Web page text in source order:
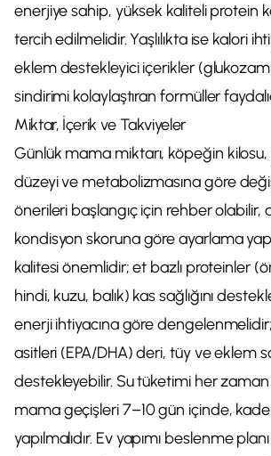
enerjiye sahip, yüksek kaliteli protein
tercih edilmelidir. Yaşlılıkta ise kalori
eklem destekleyici içerikler
sindirimi kolaylaştıran formüller
Miktar, İçerik ve Takviyeler
Günlük mama miktarı, köpeğin kilosu,
düzeyi ve metabolizmasına göre
önerileri başlangıç için rehber olabilir,
kondisyon skoruna göre ayarlama
kalitesi önemlidir; et bazlı proteinler
hindi, kuzu, balık) kas sağlığını
enerji ihtiyacına göre
asitleri (EPA/DHA) deri, tüy ve eklem
destekleyebilir. Su tüketimi her zaman
mama geçişleri 7–10 gün içinde,
yapılmalıdır. Ev yapımı beslenme